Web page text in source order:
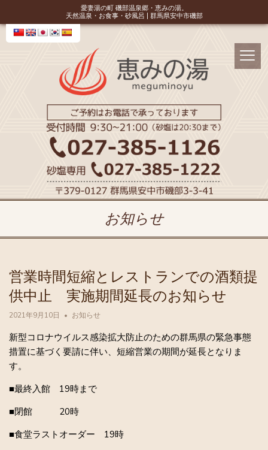
愛妻湯の町 磯部温泉郷・恵みの湯。
天然温泉・お食事・砂風呂 | 群馬県安中市磯部
お知らせ
営業時間短縮とレストランでの酒類提
供中止 実施期間延長のお知らせ
2021年9月10日 お知らせ
新型コロナウイルス感染拡大防止のための群馬県の緊急事態
措置に基づく要請に伴い、短縮営業の期間が延長となりま
す。
■最終入館 19時まで
■閉館 20時
■食堂ラストオーダー 19時